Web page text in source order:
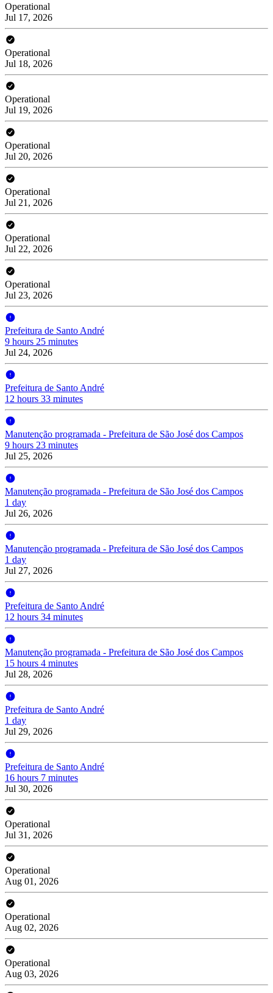
Operational
Jul 17, 2026
Operational
Jul 18, 2026
Operational
Jul 19, 2026
Operational
Jul 20, 2026
Operational
Jul 21, 2026
Operational
Jul 22, 2026
Operational
Jul 23, 2026
Prefeitura de Santo André
9 hours 25 minutes
Jul 24, 2026
Prefeitura de Santo André
12 hours 33 minutes
Manutenção programada - Prefeitura de São José dos Campos
9 hours 23 minutes
Jul 25, 2026
Manutenção programada - Prefeitura de São José dos Campos
1 day
Jul 26, 2026
Manutenção programada - Prefeitura de São José dos Campos
1 day
Jul 27, 2026
Prefeitura de Santo André
12 hours 34 minutes
Manutenção programada - Prefeitura de São José dos Campos
15 hours 4 minutes
Jul 28, 2026
Prefeitura de Santo André
1 day
Jul 29, 2026
Prefeitura de Santo André
16 hours 7 minutes
Jul 30, 2026
Operational
Jul 31, 2026
Operational
Aug 01, 2026
Operational
Aug 02, 2026
Operational
Aug 03, 2026